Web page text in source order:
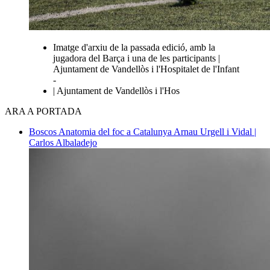
Imatge d'arxiu de la passada edició, amb la
jugadora del Barça i una de les participants |
Ajuntament de Vandellòs i l'Hospitalet de l'Infant
-
| Ajuntament de Vandellòs i l'Hos
ARA A PORTADA
Boscos Anatomia del foc a Catalunya Arnau Urgell i Vidal |
Carlos Albaladejo